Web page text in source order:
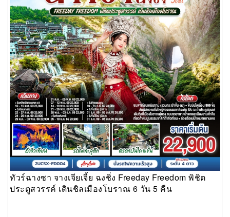
ทัวร์ฉางซา จางเจียเจี้ย ฉงชิ่ง Freeday Freedom พิชิต
ประตูสวรรค์ เดินชิลเมืองโบราณ 6 วัน 5 คืน